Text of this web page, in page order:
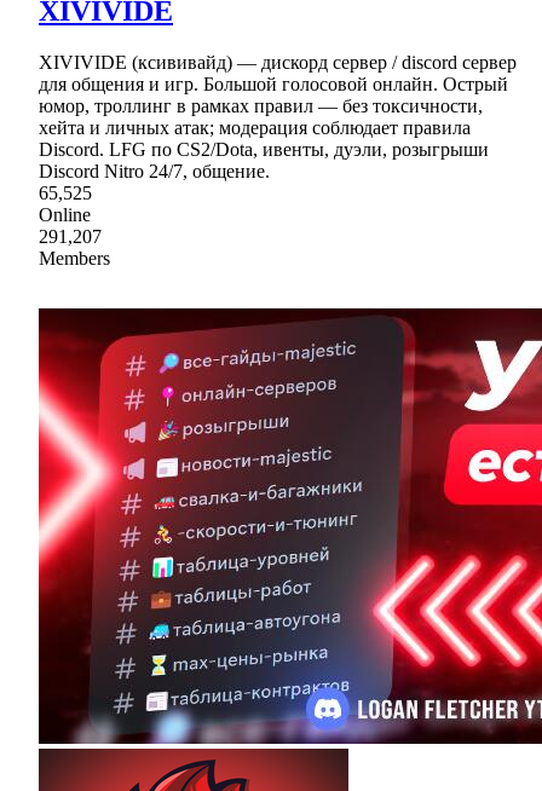
XIVIVIDE
XIVIVIDE (ксививайд) — дискорд сервер / discord сервер
для общения и игр. Большой голосовой онлайн. Острый
юмор, троллинг в рамках правил — без токсичности,
хейта и личных атак; модерация соблюдает правила
Discord. LFG по CS2/Dota, ивенты, дуэли, розыгрыши
Discord Nitro 24/7, общение.
65,525
Online
291,207
Members